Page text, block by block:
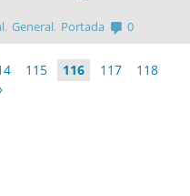
,General Portada 0
115 116 117
118